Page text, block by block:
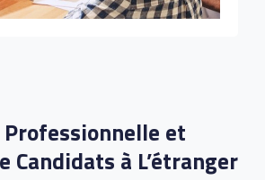
et
Candidats à L’étranger